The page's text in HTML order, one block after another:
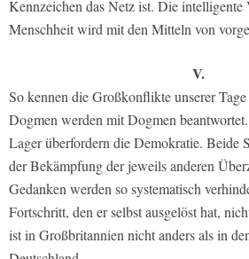
Kennzeichen das Netz ist. Die intelligente
Menschheit wird mit den Mitteln von
V.
So kennen die Großkonflikte unserer
Dogmen werden mit Dogmen
Lager überfordern die Demokratie. Beide
der Bekämpfung der jeweils anderen
Gedanken werden so systematisch
Fortschritt, den er selbst ausgelöst hat,
ist in Großbritannien nicht anders als in